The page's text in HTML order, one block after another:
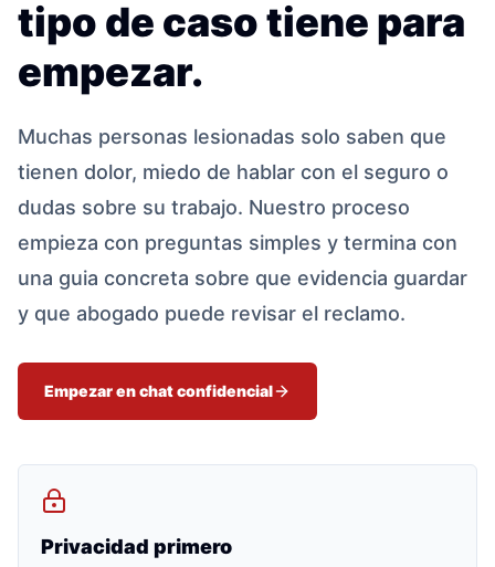
tipo de caso tiene para
empezar.
Muchas personas lesionadas solo saben que
tienen dolor, miedo de hablar con el seguro o
dudas sobre su trabajo. Nuestro proceso
empieza con preguntas simples y termina con
una guia concreta sobre que evidencia guardar
y que abogado puede revisar el reclamo.
Empezar en chat confidencial
Privacidad primero